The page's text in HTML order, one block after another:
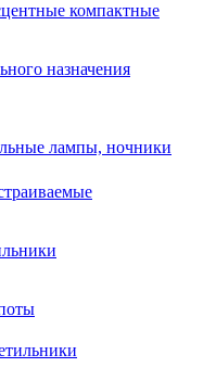
компактные
назначения
лампы, ночники